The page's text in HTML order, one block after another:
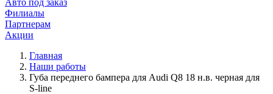
Авто под заказ
Филиалы
Партнерам
Акции
Главная
Наши работы
Губа переднего бампера для Audi Q8 18 н.в. черная для
S-line